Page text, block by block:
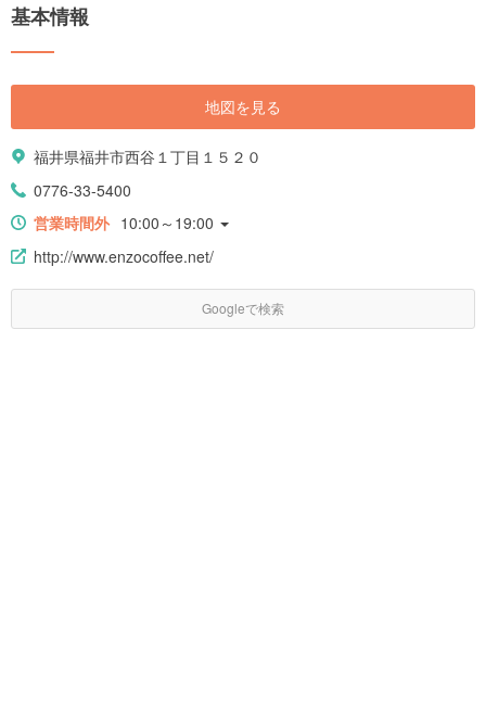
基本情報
地図を見る
福井県福井市西谷１丁目１５２０
0776-33-5400
営業時間外 10:00～19:00
http://www.enzocoffee.net/
Googleで検索